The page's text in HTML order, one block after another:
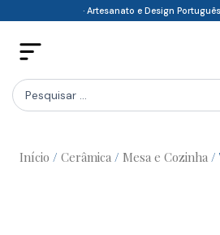
content
· Artesanato e Design
Search
...
Início / Cerâmica / Mesa e Cozinha /